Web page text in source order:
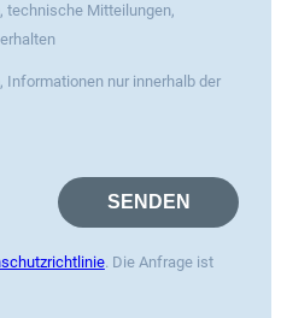
technische Mitteilungen,
Informationen nur innerhalb der
. Die Anfrage ist